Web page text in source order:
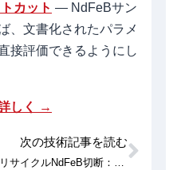
カット — NdFeBサン
、文書化されたパラメ
接評価できるようにし
しく →
次の技術記事を読む
リサイクルNdFeB切断：イタリアのマグネットリサイクラーのケーススタディ 次